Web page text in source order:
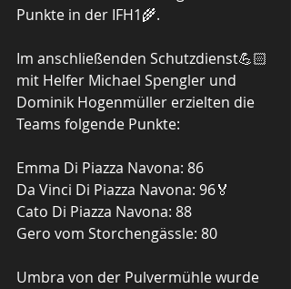
Punkte in der IFH1🌾.
Im anschließenden Schutzdienst💪🏻
mit Helfer Michael Spengler und
Dominik Hogenmüller erzielten die
Teams folgende Punkte:
Emma Di Piazza Navona: 86
Da Vinci Di Piazza Navona: 96🏅
Cato Di Piazza Navona: 88
Gero vom Storchengässle: 80
Umbra von der Pulvermühle wurde